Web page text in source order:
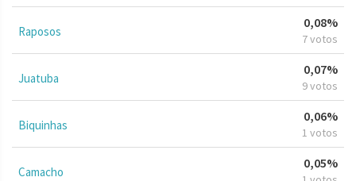
Raposos
0,08%
7 votos
Juatuba
0,07%
9 votos
Biquinhas
0,06%
1 votos
Camacho
0,05%